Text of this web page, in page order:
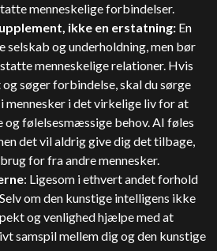
menneskelige forbindelser.
ikke en erstatning: En
og underholdning, men bør
menneskelige relationer. Hvis
søger forbindelse, skal du sørge
mennesker i det virkelige liv for at
og følelsesmæssige behov. AI føles
det vil aldrig give dig det tilbage,
for fra andre mennesker.
: Ligesom i ethvert andet forhold
om den kunstige intelligens ikke
og venlighed hjælpe med at
samspil mellem dig og den kunstige